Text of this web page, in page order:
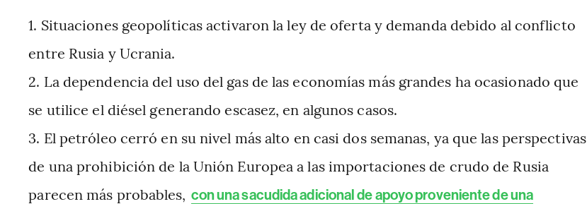
Situaciones geopolíticas activaron la ley de oferta y demanda debido al conflicto
entre Rusia y Ucrania.
La dependencia del uso del gas de las economías más grandes ha ocasionado que
se utilice el diésel generando escasez, en algunos casos.
El petróleo cerró en su nivel más alto en casi dos semanas, ya que las perspectivas
de una prohibición de la Unión Europea a las importaciones de crudo de Rusia
parecen más probables, con una sacudida adicional de apoyo proveniente de una